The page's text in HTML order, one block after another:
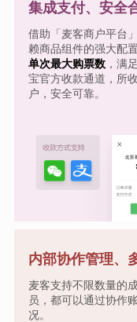
集成支付、安全
借助「麦客商户平台
赖商品组件的强大配
单次最大购票数，满
宝官方收款通道，所
户，安全可靠。
内部协作管理、
麦客支持不限数量的
员，都可以通过协作
况。